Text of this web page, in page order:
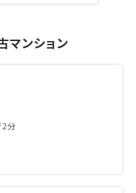
マンション
2分